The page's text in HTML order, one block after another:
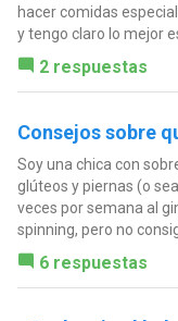
hacer comidas
y tengo claro lo mejor
2 respuestas
Consejos sobre
Soy una chica con
glúteos y piernas (o
veces por semana al
spinning, pero no
6 respuestas